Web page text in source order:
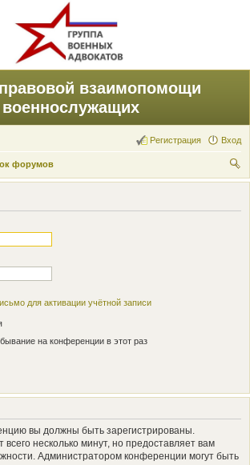
взаимопомощи
военнослужащих
Вход
Регистрация
форумов
ои
для активации учётной записи
на конференции в этот раз
вы должны быть зарегистрированы.
всего несколько минут, но предоставляет вам
Администратором конференции могут быть